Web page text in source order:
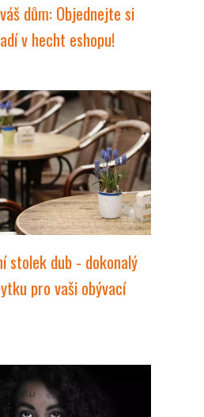
dům: Objednejte si
v hecht eshopu!
stolek dub - dokonalý
pro vaši obývací